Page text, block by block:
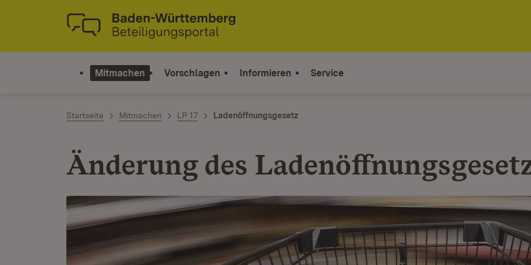
Zum Inhalt springen
Link zur Startseite
Mitmachen Vorschlagen Informieren Service
Startseite Mitmachen LP 17 Ladenöffnungsgesetz
Änderung des